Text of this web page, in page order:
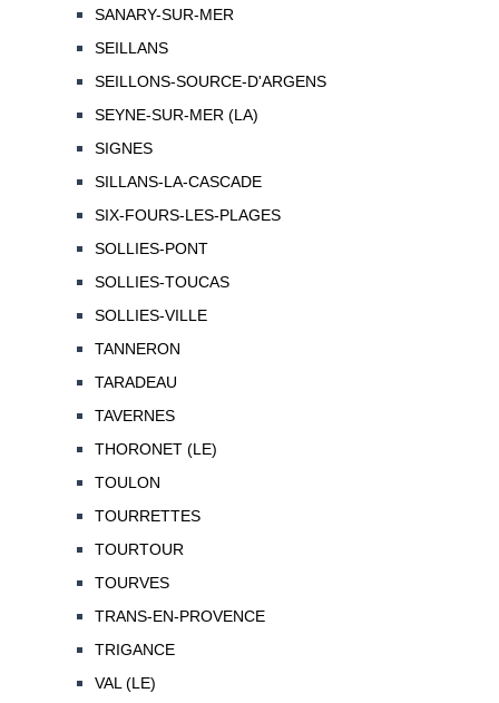
SANARY-SUR-MER
SEILLANS
SEILLONS-SOURCE-D'ARGENS
SEYNE-SUR-MER (LA)
SIGNES
SILLANS-LA-CASCADE
SIX-FOURS-LES-PLAGES
SOLLIES-PONT
SOLLIES-TOUCAS
SOLLIES-VILLE
TANNERON
TARADEAU
TAVERNES
THORONET (LE)
TOULON
TOURRETTES
TOURTOUR
TOURVES
TRANS-EN-PROVENCE
TRIGANCE
VAL (LE)